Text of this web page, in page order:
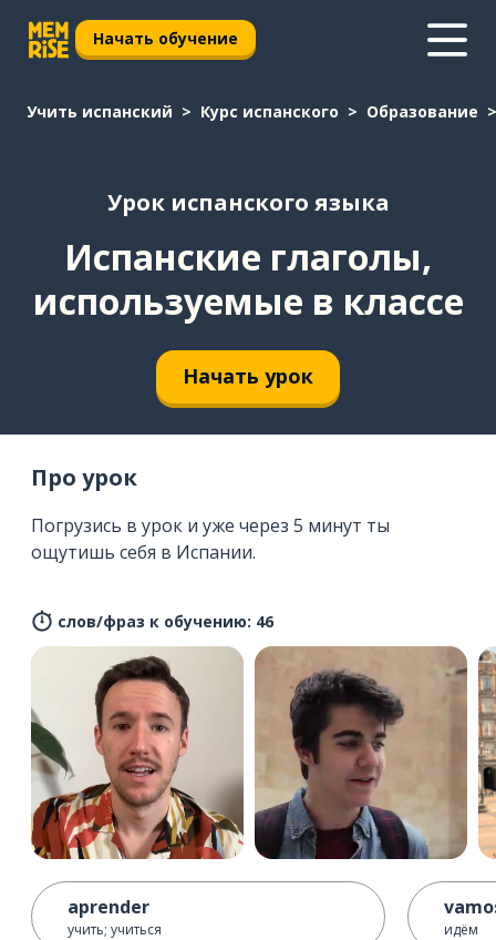
Начать обучение
Учить испанский Курс испанского Образование
Урок испанского языка
Испанские глаголы,
используемые в классе
Начать урок
Про урок
Погрузись в урок и уже через 5 минут ты
ощутишь себя в Испании.
слов/фраз к обучению: 46
aprender
учить; учиться идём